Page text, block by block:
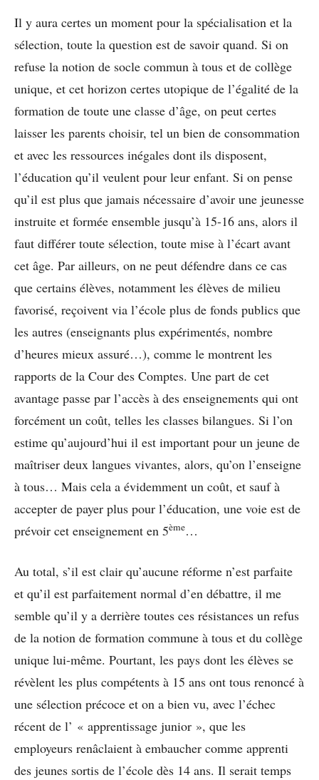
Il y aura certes un moment pour la spécialisation et la
sélection, toute la question est de savoir quand. Si on
refuse la notion de socle commun à tous et de collège
unique, et cet horizon certes utopique de l’égalité de la
formation de toute une classe d’âge, on peut certes
laisser les parents choisir, tel un bien de consommation
et avec les ressources inégales dont ils disposent,
l’éducation qu’il veulent pour leur enfant. Si on pense
qu’il est plus que jamais nécessaire d’avoir une jeunesse
instruite et formée ensemble jusqu’à 15-16 ans, alors il
faut différer toute sélection, toute mise à l’écart avant
cet âge. Par ailleurs, on ne peut défendre dans ce cas
que certains élèves, notamment les élèves de milieu
favorisé, reçoivent via l’école plus de fonds publics que
les autres (enseignants plus expérimentés, nombre
d’heures mieux assuré…), comme le montrent les
rapports de la Cour des Comptes. Une part de cet
avantage passe par l’accès à des enseignements qui ont
forcément un coût, telles les classes bilangues. Si l’on
estime qu’aujourd’hui il est important pour un jeune de
maîtriser deux langues vivantes, alors, qu’on l’enseigne
à tous… Mais cela a évidemment un coût, et sauf à
accepter de payer plus pour l’éducation, une voie est de
prévoir cet enseignement en 5ème…
Au total, s’il est clair qu’aucune réforme n’est parfaite
et qu’il est parfaitement normal d’en débattre, il me
semble qu’il y a derrière toutes ces résistances un refus
de la notion de formation commune à tous et du collège
unique lui-même. Pourtant, les pays dont les élèves se
révèlent les plus compétents à 15 ans ont tous renoncé à
une sélection précoce et on a bien vu, avec l’échec
récent de l’ « apprentissage junior », que les
employeurs renâclaient à embaucher comme apprenti
des jeunes sortis de l’école dès 14 ans. Il serait temps